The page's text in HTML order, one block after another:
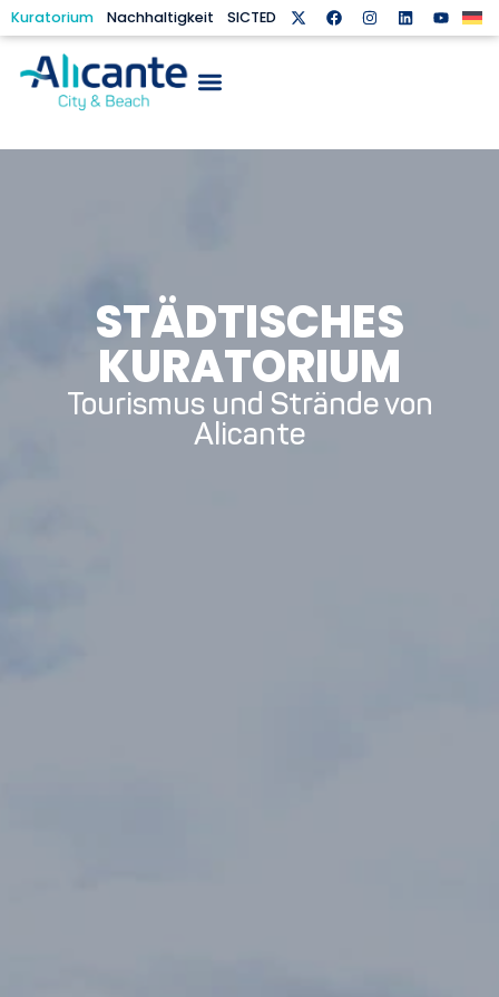
Kuratorium Nachhaltigkeit SICTED
STÄDTISCHES
KURATORIUM
Tourismus und Strände von
Alicante